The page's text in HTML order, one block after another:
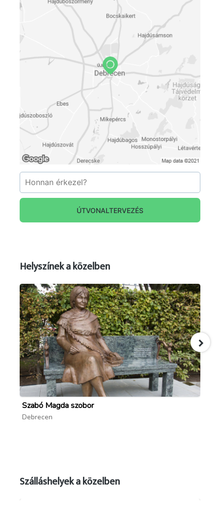
ÚTVONALTERVEZÉS
Helyszínek a közelben
Szabó Magda szobor
Debrecen
Szálláshelyek a közelben